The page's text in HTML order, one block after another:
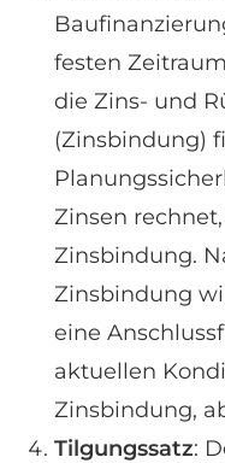
festen
die Zins- und
(Zinsbindung)
Zinsen
Zinsbindung.
Zinsbindung
eine
aktuellen
Zinsbindung,
Tilgungssatz: